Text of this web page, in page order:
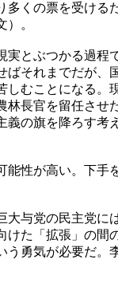
くの票を受け
。
とぶつかる過
それまでだが
むことになる
長官を留任さ
の旗を降ろす
性が高い。下
与党の民主党
た「拡張」の
勇気が必要だ